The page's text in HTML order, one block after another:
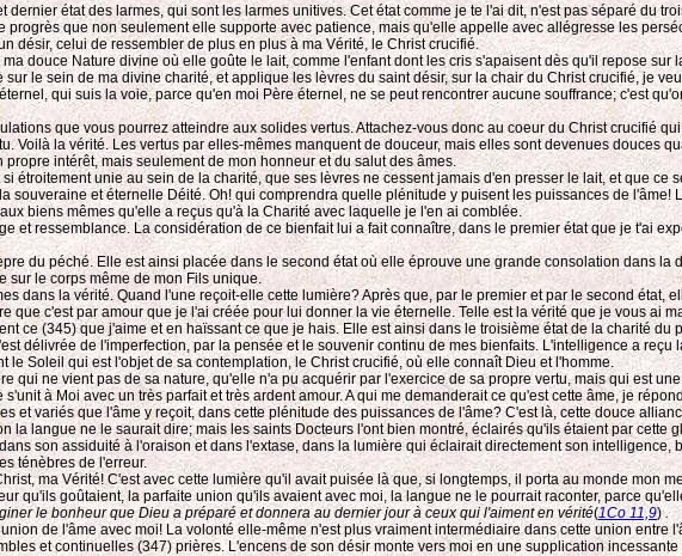
état des larmes, qui sont les larmes unitives. Cet état comme je te l'ai dit, n'est pas séparé du
que non seulement elle supporte avec patience, mais qu'elle appelle avec allégresse les
désir, celui de ressembler de plus en plus à ma Vérité, le Christ crucifié.
douce Nature divine où elle goûte le lait, comme l'enfant dont les cris s'apaisent dès qu'il repose sur
le sein de ma divine charité, et applique les lèvres du saint désir, sur la chair du Christ crucifié, je
qui suis la voie, parce qu'en moi Père éternel, ne se peut rencontrer aucune souffrance; c'est
que vous pourrez atteindre aux solides vertus. Attachez-vous donc au coeur du Christ crucifié
Voilà la vérité. Les vertus par elles-mêmes manquent de douceur, mais elles sont devenues douces
intérêt, mais seulement de mon honneur et du salut des âmes.
étroitement unie au sein de la charité, que ses lèvres ne cessent jamais d'en presser le lait, et que
et éternelle Déité. Oh! qui comprendra quelle plénitude y puisent les puissances de
biens mêmes qu'elle a reçus qu'à la Charité avec laquelle je l'en ai comblée.
et ressemblance. La considération de ce bienfait lui a fait connaître, dans le premier état que je t'ai
du péché. Elle est ainsi placée dans le second état où elle éprouve une grande consolation dans la
sur le corps même de mon Fils unique.
dans la vérité. Quand l'une reçoit-elle cette lumière? Après que, par le premier et par le second état,
c'est par amour que je l'ai créée pour lui donner la vie éternelle. Telle est la vérité que je vous ai
ce (345) que j'aime et en haïssant ce que je hais. Elle est ainsi dans le troisième état de la charité du
délivrée de l'imperfection, par la pensée et le souvenir continu de mes bienfaits. L'intelligence a
Soleil qui est l'objet de sa contemplation, le Christ crucifié, où elle connaît Dieu et l'homme.
qui ne vient pas de sa nature, qu'elle n'a pu acquérir par l'exercice de sa propre vertu, mais qui est
à Moi avec un très parfait et très ardent amour. A qui me demanderait ce qu'est cette âme, je
et variés que l'âme y reçoit, dans cette plénitude des puissances de l'âme? C'est là, cette douce
langue ne le saurait dire; mais les saints Docteurs l'ont bien montré, éclairés qu'ils étaient par cette
son assiduité à l'oraison et dans l'extase, dans la lumière qui éclairait directement son intelligence,
ténèbres de l'erreur.
ma Vérité! C'est avec cette lumière qu'il avait puisée là que, si longtemps, il porta au monde mon
qu'ils goûtaient, la parfaite union qu'ils avaient avec moi, la langue ne le pourrait raconter, parce
le bonheur que Dieu a préparé et donnera au dernier jour à ceux qui l'aiment en vérité(1Co 11,9) .
de l'âme avec moi! La volonté elle-même n'est plus vraiment intermédiaire dans cette union entre
et continuelles (347) prières. L'encens de son désir monte vers moi en une supplication